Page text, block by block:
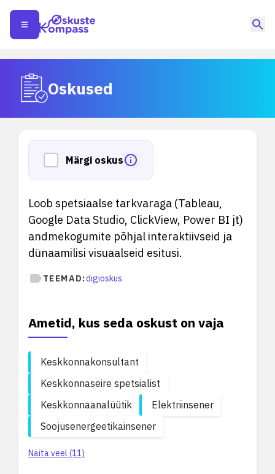
Oskused
Märgi oskus
Loob spetsiaalse tarkvaraga (Tableau,
Google Data Studio, ClickView, Power BI jt)
andmekogumite põhjal interaktiivseid ja
dünaamilisi visuaalseid esitusi.
TEEMAD:digioskus
Ametid, kus seda oskust on vaja
Keskkonnakonsultant
Keskkonnaseire spetsialist
Keskkonnaanalüütik
Elektriinsener
Soojusenergeetikainsener
Näita veel (11)